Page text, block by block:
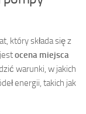
który składa się z
ocena miejsca
warunki, w jakich
energii, takich jak